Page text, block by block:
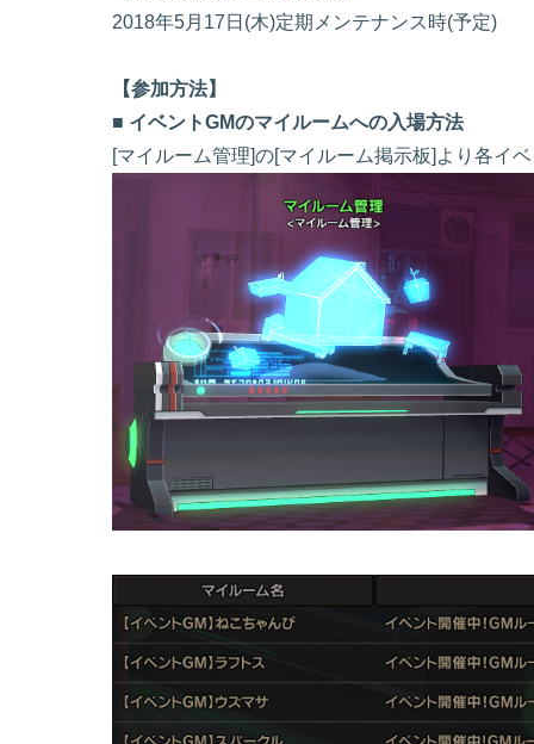
2018年5月17日(木)定期メンテナンス時(予定)
【参加方法】
■ イベントGMのマイルームへの入場方法
[マイルーム管理]の[マイルーム掲示板]より各イ